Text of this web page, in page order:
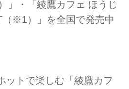
」・「綾鷹カフェ ほうじ
（※1）」を全国で発売中
ットで楽しむ「綾鷹カフ